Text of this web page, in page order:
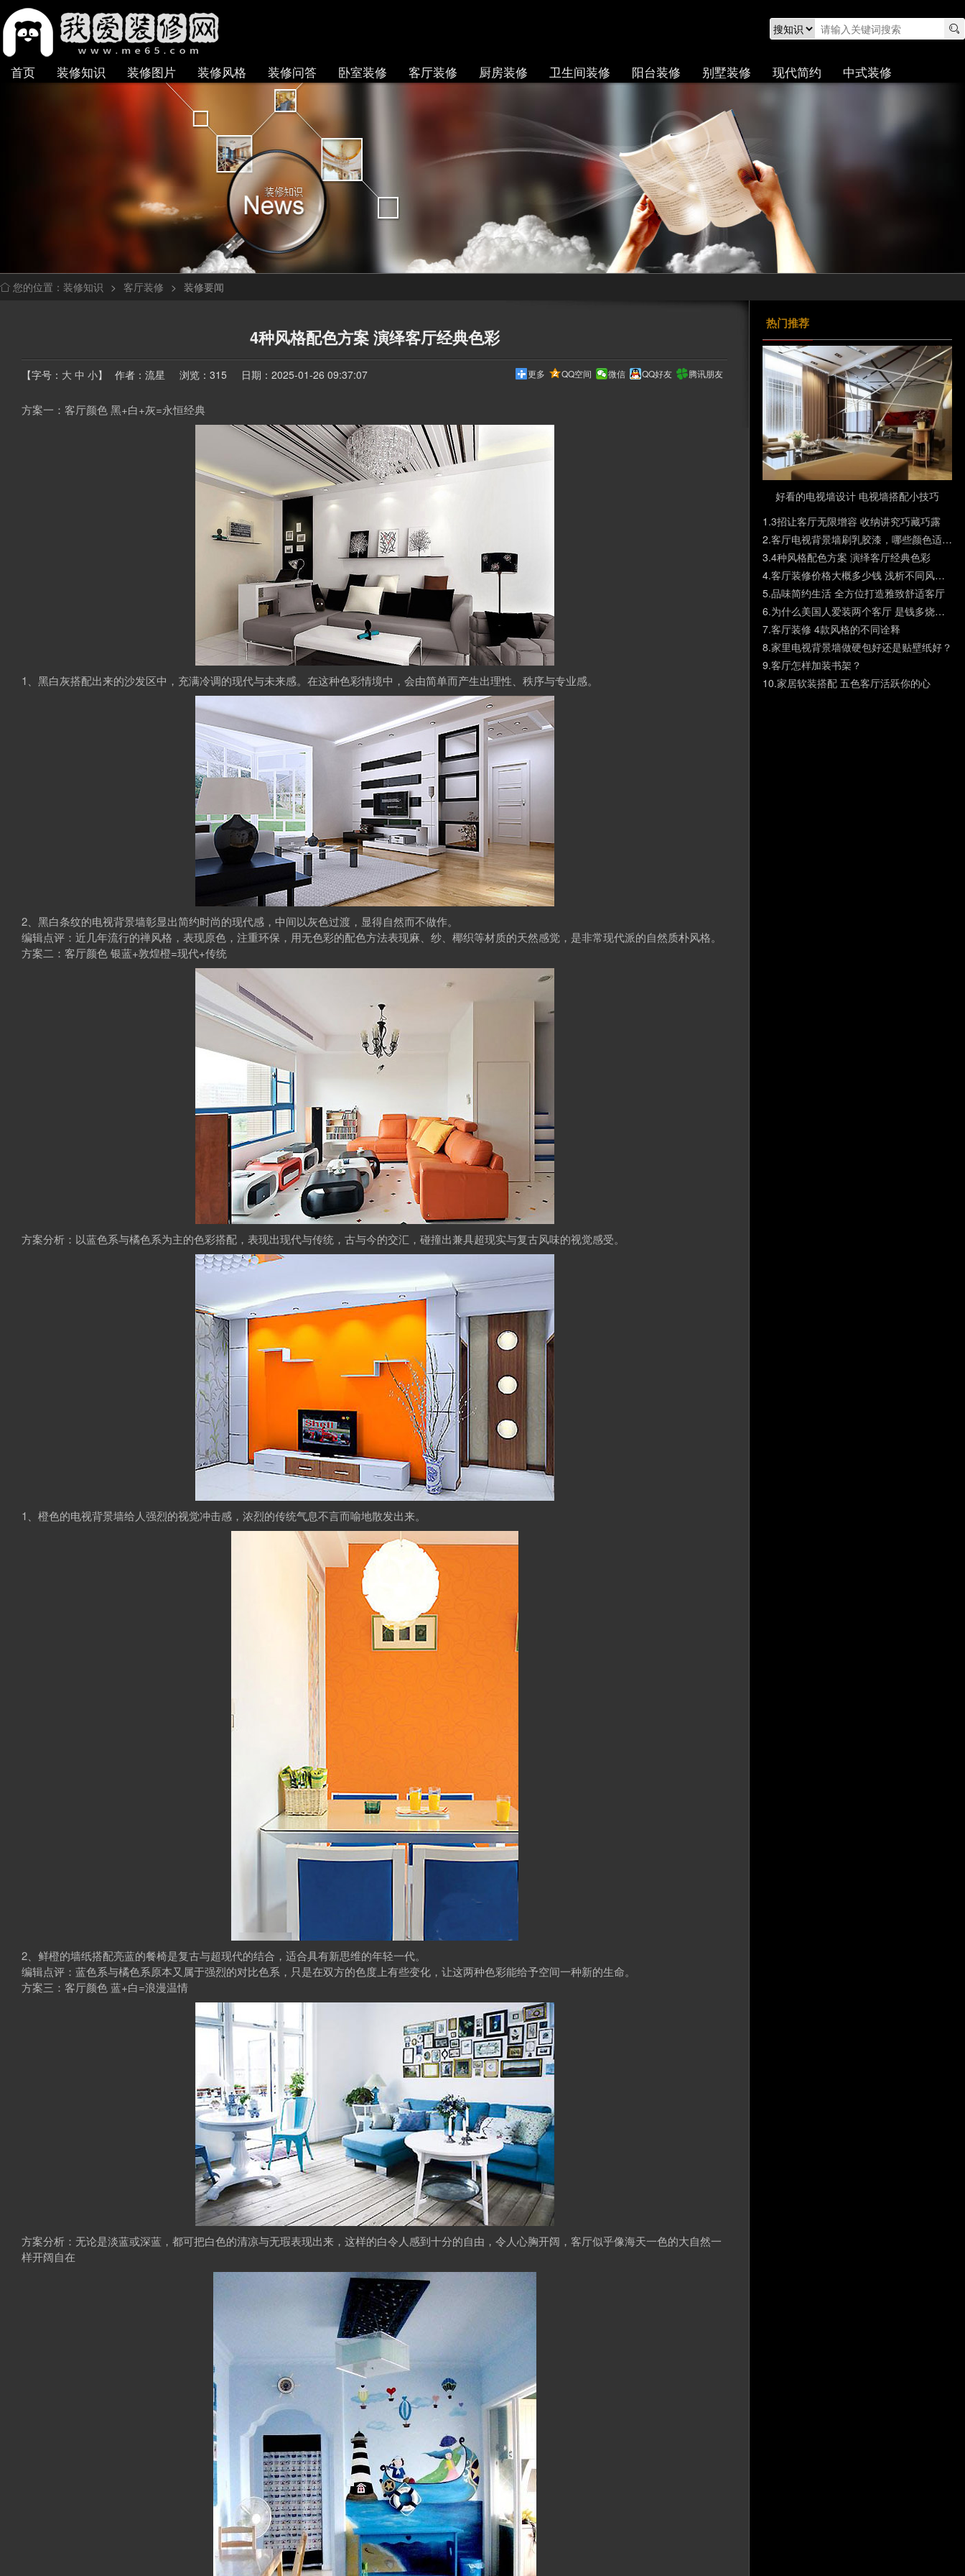
首页 装修知识 装修图片 装修风格 装修问答 卧室装修 客厅装修 厨房装修 卫生间装修 阳台装修 别墅装修 现代简约 中式装修
您的位置： 装修知识 > 客厅装修 > 装修要闻
4种风格配色方案 演绎客厅经典色彩
更多 QQ空间 微信 QQ好友 腾讯朋友
【字号： 大 中 小】 作者：流星 浏览：315 日期：2025-01-26 09:37:07
方案一：客厅颜色 黑+白+灰=永恒经典
1、黑白灰搭配出来的沙发区中，充满冷调的现代与未来感。在这种色彩情境中，会由简单而产生出理性、秩序与专业感。
2、黑白条纹的电视背景墙彰显出简约时尚的现代感，中间以灰色过渡，显得自然而不做作。
编辑点评：近几年流行的禅风格，表现原色，注重环保，用无色彩的配色方法表现麻、纱、椰织等材质的天然感觉，是非常现代派的自然质朴风格。
方案二：客厅颜色 银蓝+敦煌橙=现代+传统
方案分析：以蓝色系与橘色系为主的色彩搭配，表现出现代与传统，古与今的交汇，碰撞出兼具超现实与复古风味的视觉感受。
1、橙色的电视背景墙给人强烈的视觉冲击感，浓烈的传统气息不言而喻地散发出来。
2、鲜橙的墙纸搭配亮蓝的餐椅是复古与超现代的结合，适合具有新思维的年轻一代。
编辑点评：蓝色系与橘色系原本又属于强烈的对比色系，只是在双方的色度上有些变化，让这两种色彩能给予空间一种新的生命。
方案三：客厅颜色 蓝+白=浪漫温情
方案分析：无论是淡蓝或深蓝，都可把白色的清凉与无瑕表现出来，这样的白令人感到十分的自由，令人心胸开阔，客厅似乎像海天一色的大自然一
样开阔自在
热门推荐
好看的电视墙设计 电视墙搭配小技巧
1.3招让客厅无限增容 收纳讲究巧藏巧露
2.客厅电视背景墙刷乳胶漆，哪些颜色适合现代简约风格？
3.4种风格配色方案 演绎客厅经典色彩
4.客厅装修价格大概多少钱 浅析不同风格的客厅报价
5.品味简约生活 全方位打造雅致舒适客厅
6.为什么美国人爱装两个客厅 是钱多烧着慌的吗
7.客厅装修 4款风格的不同诠释
8.家里电视背景墙做硬包好还是贴壁纸好？
9.客厅怎样加装书架？
10.家居软装搭配 五色客厅活跃你的心